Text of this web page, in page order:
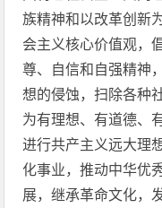
族精神和以改革创新
会主义核心价值观，
尊、自信和自强精神
想的侵蚀，扫除各种
为有理想、有道德、
进行共产主义远大理
化事业，推动中华优
展，继承革命文化，